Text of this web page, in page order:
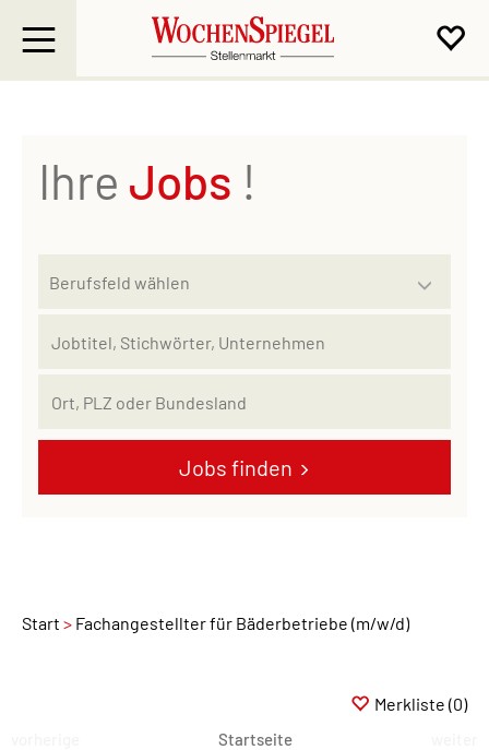
Ihre Jobs !
Jobs finden
Start Fachangestellter für Bäderbetriebe (m/w/d)
Merkliste (0)
Startseite